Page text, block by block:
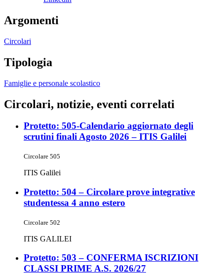
Argomenti
Circolari
Tipologia
Famiglie e personale scolastico
Circolari, notizie, eventi correlati
Protetto: 505-Calendario aggiornato degli
scrutini finali Agosto 2026 – ITIS Galilei
Circolare 505
ITIS Galilei
Protetto: 504 – Circolare prove integrative
studentessa 4 anno estero
Circolare 502
ITIS GALILEI
Protetto: 503 – CONFERMA ISCRIZIONI
CLASSI PRIME A.S. 2026/27